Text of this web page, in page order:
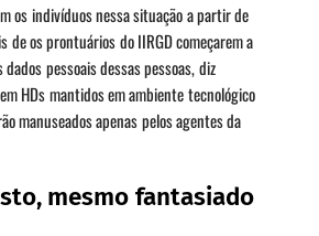
os indivíduos nessa situação a partir de
de os prontuários do IIRGD começarem a
pessoais dessas pessoas, diz
HDs mantidos em ambiente tecnológico
manuseados apenas pelos agentes da
mesmo fantasiado